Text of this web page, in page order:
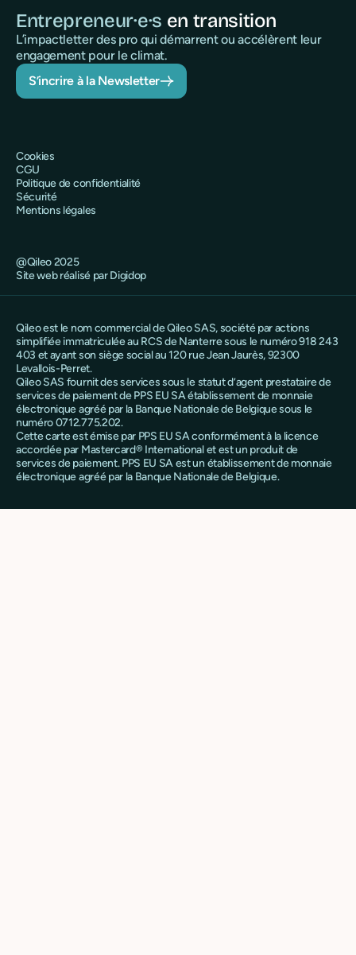
Entrepreneur·e·s en transition
L’impactletter des pro qui démarrent ou accélèrent leur
engagement pour le climat.
S’incrire à la Newsletter
@Qileo 2025
Site web réalisé par Digidop
Cookies
CGU
Politique de confidentialité
Sécurité
Mentions légales
Qileo est le nom commercial de Qileo SAS, société par actions
simplifiée immatriculée au RCS de Nanterre sous le numéro 918 243
403 et ayant son siège social au 120 rue Jean Jaurès, 92300
Levallois-Perret.
Qileo SAS fournit des services sous le statut d’agent prestataire de
services de paiement de PPS EU SA établissement de monnaie
électronique agréé par la Banque Nationale de Belgique sous le
numéro 0712.775.202.
Cette carte est émise par PPS EU SA conformément à la licence
accordée par Mastercard® International et est un produit de
services de paiement. PPS EU SA est un établissement de monnaie
électronique agréé par la Banque Nationale de Belgique.